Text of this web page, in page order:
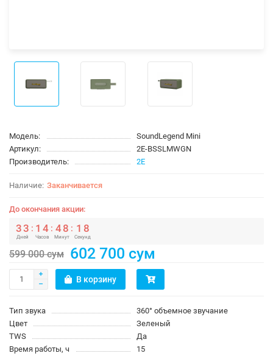
Модель:
SoundLegend Mini
Артикул:
2E-BSSLMWGN
Производитель:
2E
Заканчивается
До окончания акции:
33
Дней
: 1 4
Часов
: 48
Минут
: 1 8
Секунд
599 000 сум 602 700 сум
В корзину
Тип звука
360° объемное звучание
Цвет
Зеленый
TWS
Да
Время работы, ч
15